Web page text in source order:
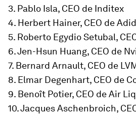
3. Pablo Isla, CEO de Inditex
4. Herbert Hainer, CEO de
5. Roberto Egydio Setubal,
6. Jen-Hsun Huang, CEO de
7. Bernard Arnault, CEO de
8. Elmar Degenhart, CEO de
9. Benoît Potier, CEO de Air
10. Jacques Aschenbroich,